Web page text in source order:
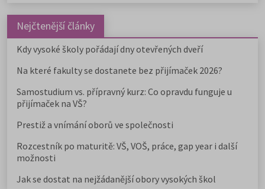
Nejčtenější články
Kdy vysoké školy pořádají dny otevřených dveří
Na které fakulty se dostanete bez přijímaček 2026?
Samostudium vs. přípravný kurz: Co opravdu funguje u
přijímaček na VŠ?
Prestiž a vnímání oborů ve společnosti
Rozcestník po maturitě: VŠ, VOŠ, práce, gap year i další
možnosti
Jak se dostat na nejžádanější obory vysokých škol